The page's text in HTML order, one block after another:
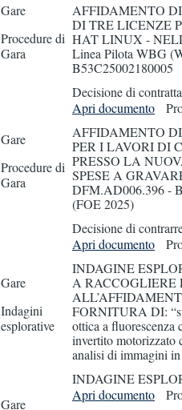
Gare
Procedure di
Gara
AFFIDAMENTO
DI TRE LICENZE
HAT LINUX -
Linea Pilota WBG
B53C25002180005
Decisione di
Gare
Procedure di
Gara
Apri documento
AFFIDAMENTO
PER I LAVORI DI
PRESSO LA
SPESE A
DFM.AD006.396 -
(FOE 2025)
Decisione di
Gare
Indagini
esplorative
Apri documento
INDAGINE
A
FORNITURA DI:
ottica a fluorescenza
invertito motorizzato
analisi di immagini
INDAGINE
Gare
Apri documento